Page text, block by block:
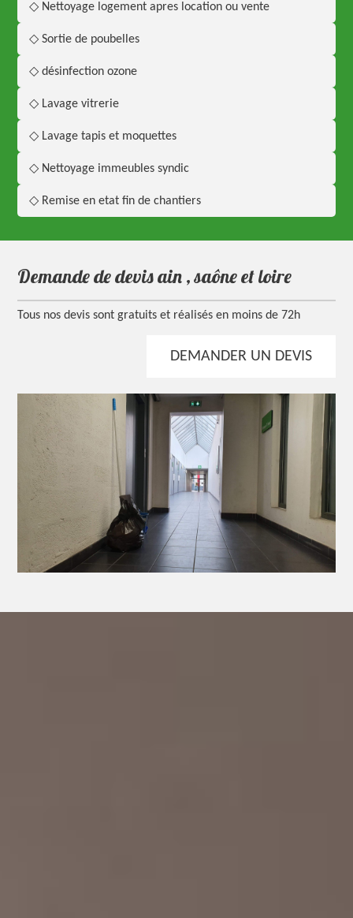
◇ Nettoyage logement apres location ou vente
◇ Sortie de poubelles
◇ désinfection ozone
◇ Lavage vitrerie
◇ Lavage tapis et moquettes
◇ Nettoyage immeubles syndic
◇ Remise en etat fin de chantiers
demande de devis ain , saône et loire
Tous nos devis sont gratuits et réalisés en moins de 72h
DEMANDER UN DEVIS